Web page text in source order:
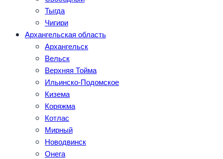
Тыгда
Чигири
Архангельская область
Архангельск
Вельск
Верхняя Тойма
Ильинско-Подомское
Кизема
Коряжма
Котлас
Мирный
Новодвинск
Онега